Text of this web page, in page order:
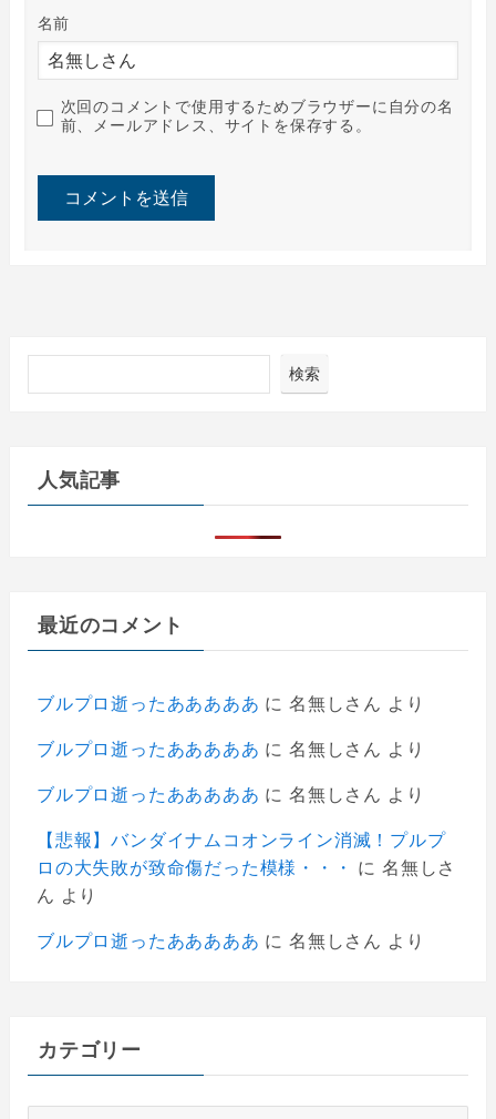
名前
次回のコメントで使用するためブラウザーに自分の名
前、メールアドレス、サイトを保存する。
検索
人気記事
最近のコメント
ブルプロ逝ったあああああ に 名無しさん より
ブルプロ逝ったあああああ に 名無しさん より
ブルプロ逝ったあああああ に 名無しさん より
【悲報】バンダイナムコオンライン消滅！プルプ
ロの大失敗が致命傷だった模様・・・
に 名無しさ
ん より
ブルプロ逝ったあああああ に 名無しさん より
カテゴリー